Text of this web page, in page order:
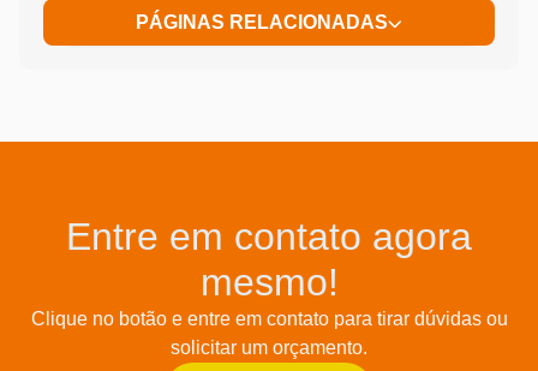
PÁGINAS RELACIONADAS
Entre em contato agora
mesmo!
Clique no botão e entre em contato para tirar dúvidas ou
solicitar um orçamento.